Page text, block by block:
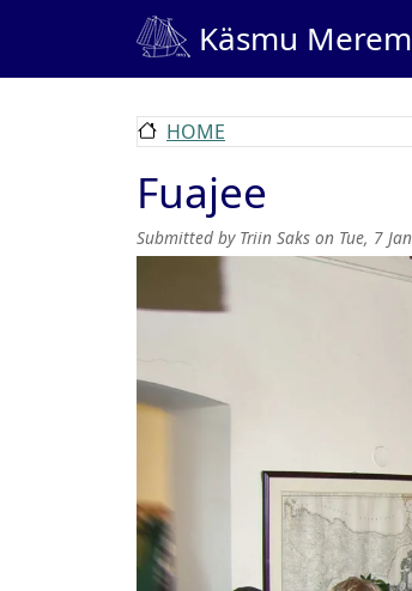
Skip to main content
Käsmu
HOME
Fuajee
Submitted by Triin Saks on Tue, 7